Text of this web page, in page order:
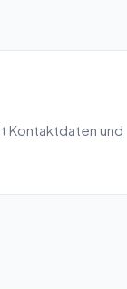
Kontaktdaten und